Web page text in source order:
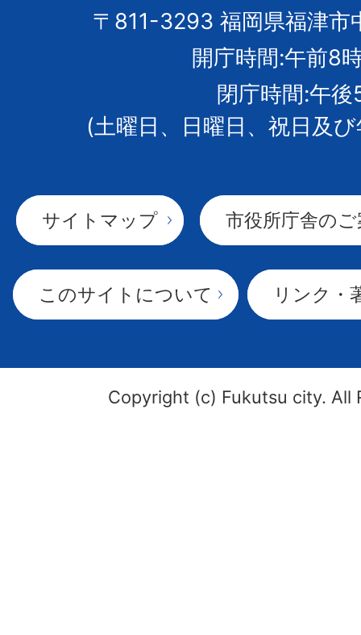
市
章
〒811-3293 福岡県福津市
開庁時間:午前8
閉庁時間:午後
(土曜日、日曜日、祝日及
サイトマップ 市役所庁舎の
このサイトについて リンク・
Copyright (c) Fukutsu city. All